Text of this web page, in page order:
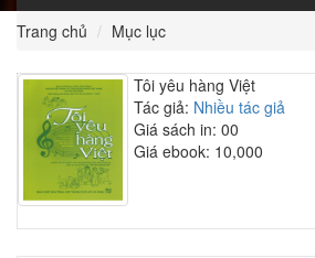
Trang chủ Mục lục
Tôi yêu hàng Việt
Tác giả: Nhiều tác giả
Giá sách in: 00
Giá ebook: 10,000